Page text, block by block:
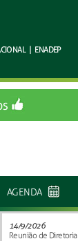
| ENADEP
AGENDA
14/9/2026
Reunião de Diretoria